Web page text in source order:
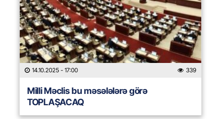
14.10.2025 - 17:00 339
Milli Məclis bu məsələlərə görə
TOPLAŞACAQ